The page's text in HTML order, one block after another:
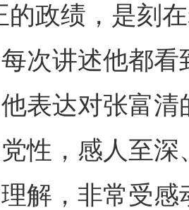
政绩，是刻在
次讲述他都
表达对张富清
性，感人至深
解，非常受感